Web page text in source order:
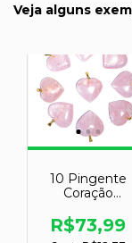
Veja alguns